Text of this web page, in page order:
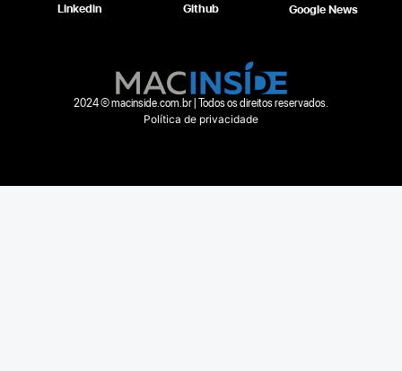
Linkedin Github Google News
2024 © macinside.com.br | Todos os direitos reservados.
Política de privacidade